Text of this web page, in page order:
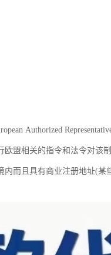
Authorized
盟相关的指令和法令对该
而且具有商业注册地址(